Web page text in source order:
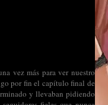
vez más para ver nuestro
por fin el capítulo final de
y llevaban pidiendo